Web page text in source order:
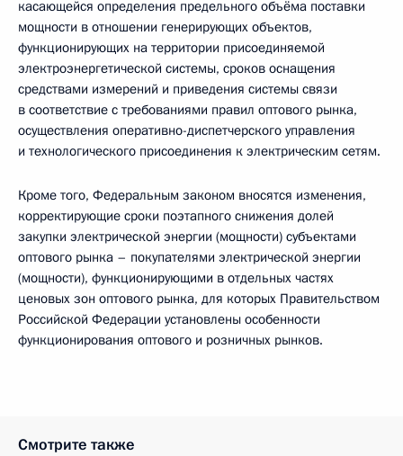
касающейся определения предельного объёма поставки
мощности в отношении генерирующих объектов,
функционирующих на территории присоединяемой
электроэнергетической системы, сроков оснащения
средствами измерений и приведения системы связи
в соответствие с требованиями правил оптового рынка,
осуществления оперативно-диспетчерского управления
и технологического присоединения к электрическим сетям.
Кроме того, Федеральным законом вносятся изменения,
корректирующие сроки поэтапного снижения долей
закупки электрической энергии (мощности) субъектами
оптового рынка – покупателями электрической энергии
(мощности), функционирующими в отдельных частях
ценовых зон оптового рынка, для которых Правительством
Российской Федерации установлены особенности
функционирования оптового и розничных рынков.
Смотрите также